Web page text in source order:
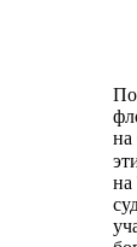
на
на